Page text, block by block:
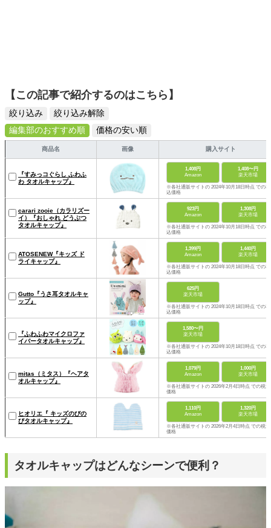
【この記事で紹介するのはこちら】
絞り込み
絞り込み解除
編集部のおすすめ順
価格の安い順
商品名 画像 購入サイト
『すみっコぐらし ふわふ
わ タオルキャップ』
1,408円
Amazon
1,408〜円
楽天市場
※各社通販サイトの 2024年10月18日時点 での税
込価格
carari zooie（カラリズー
イ）『おしゃれ どうぶつ
タオルキャップ』
923円
Amazon
1,308円
楽天市場
※各社通販サイトの 2024年10月18日時点 での税
込価格
ATOSENEW『キッズ ド
ライキャップ』
1,399円
Amazon
1,440円
楽天市場
※各社通販サイトの 2024年10月18日時点 での税
込価格
Gutto『うさ耳タオルキャ
ップ』
625円
楽天市場
※各社通販サイトの 2024年10月18日時点 での税
込価格
『ふわふわマイクロファ
イバータオルキャップ』
1,580〜円
楽天市場
※各社通販サイトの 2024年10月18日時点 での税
込価格
mitas（ミタス）『ヘアタ
オルキャップ』
1,079円
Amazon
1,000円
楽天市場
※各社通販サイトの 2026年2月4日時点 での税込
価格
ヒオリエ『 キッズのびの
びタオルキャップ』
1,110円
Amazon
1,320円
楽天市場
※各社通販サイトの 2026年2月4日時点 での税込
価格
タオルキャップはどんなシーンで便利？